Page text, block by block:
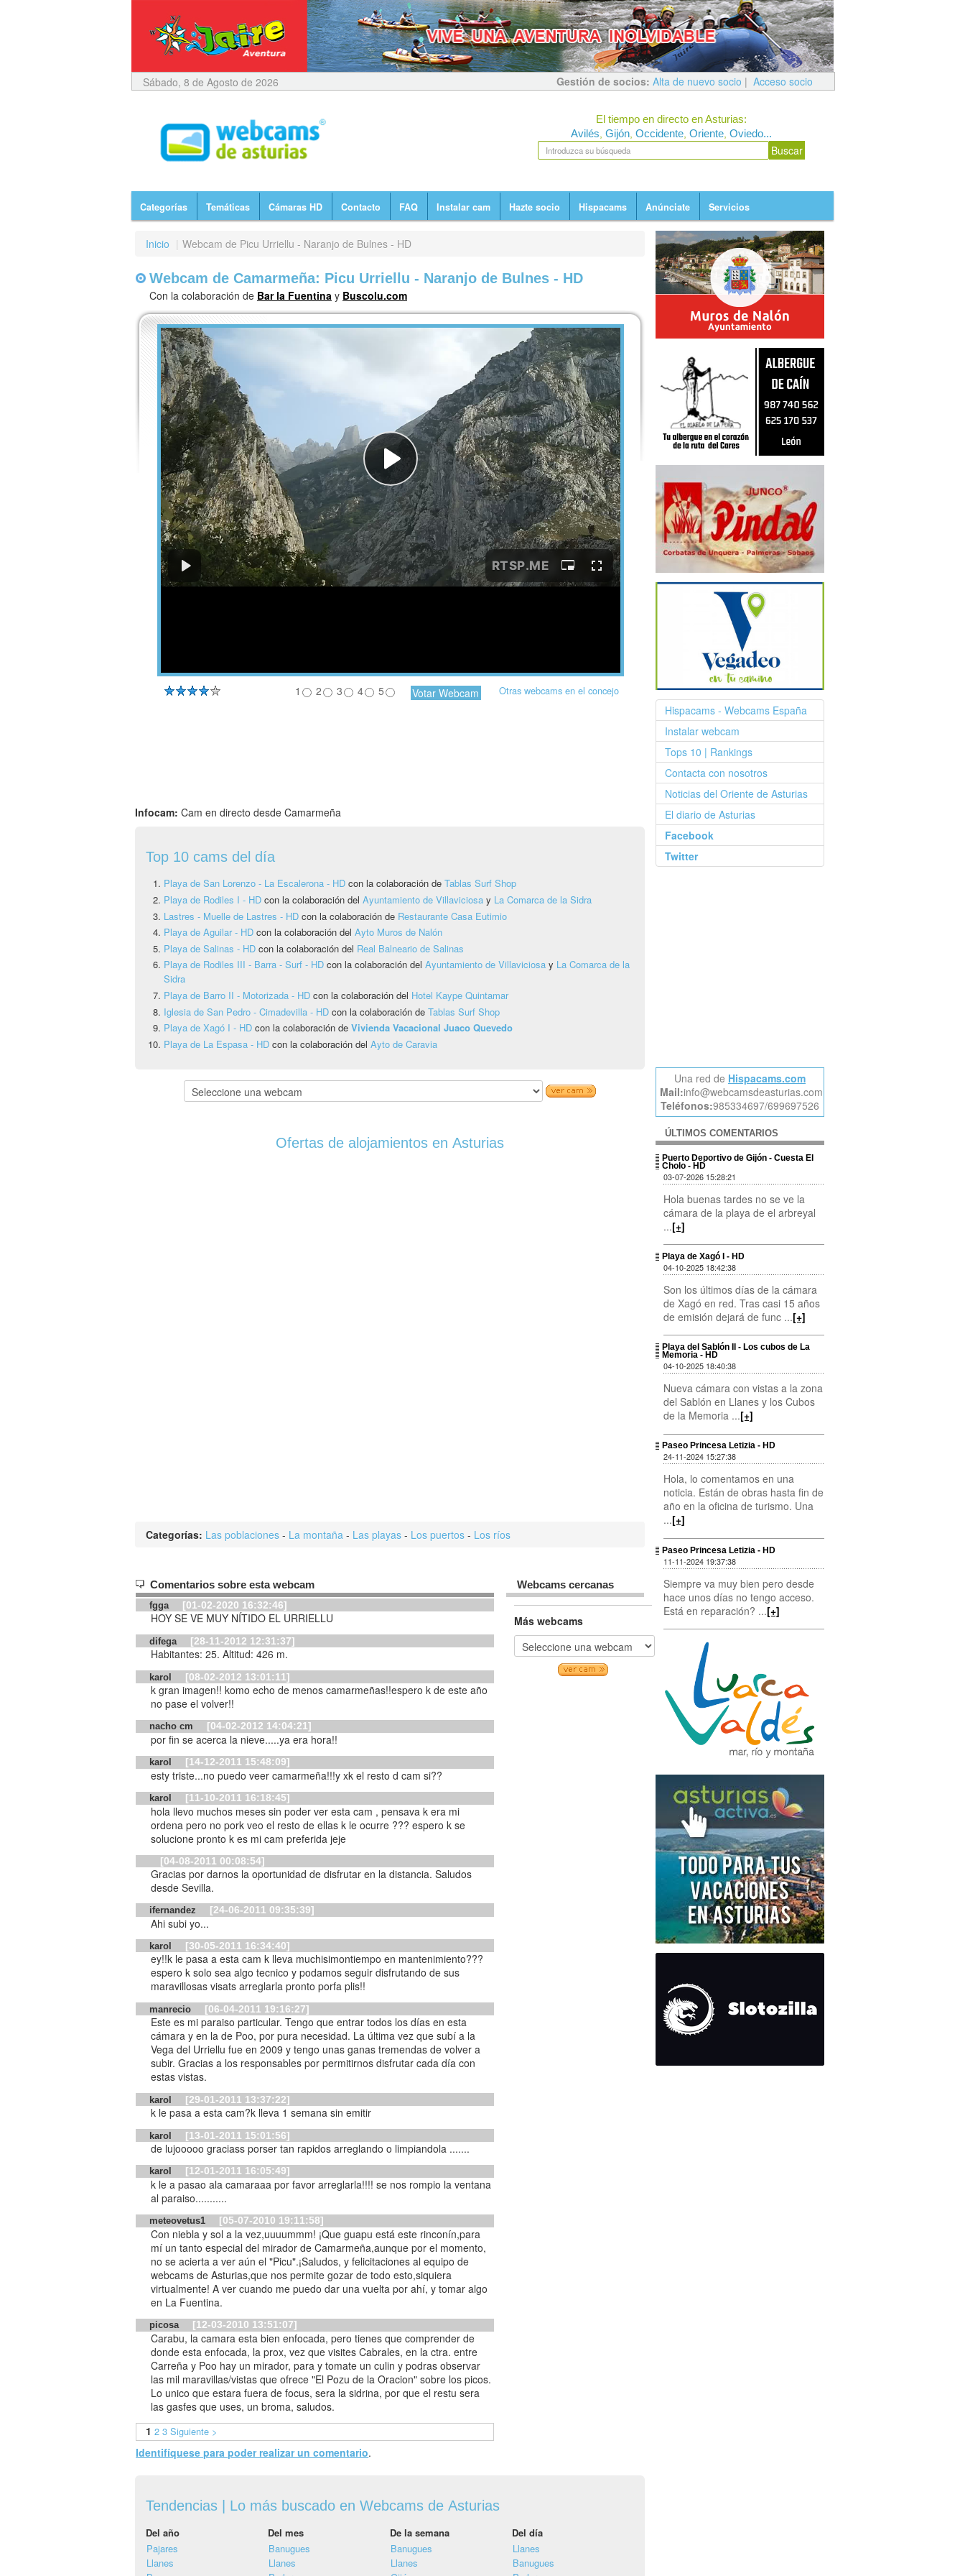
Sábado, 8 de Agosto de 2026 Acceso socio
Gestión de socios: Alta de nuevo socio |
El tiempo en directo en Asturias:
Avilés, Gijón, Occidente, Oriente, Oviedo...
Categorías Temáticas Cámaras HD Contacto FAQ Instalar cam Hazte socio Hispacams Anúnciate Servicios
Inicio | Webcam de Picu Urriellu - Naranjo de Bulnes - HD
Webcam de Camarmeña: Picu Urriellu - Naranjo de Bulnes - HD
Con la colaboración de Bar la Fuentina y Buscolu.com
1 2 3 4 5 Otras webcams en el concejo
Infocam: Cam en directo desde Camarmeña
Top 10 cams del día
Playa de San Lorenzo - La Escalerona - HD con la colaboración de Tablas Surf Shop
Playa de Rodiles I - HD con la colaboración del Ayuntamiento de Villaviciosa y La Comarca de la Sidra
Lastres - Muelle de Lastres - HD con la colaboración de Restaurante Casa Eutimio
Playa de Aguilar - HD con la colaboración del Ayto Muros de Nalón
Playa de Salinas - HD con la colaboración del Real Balneario de Salinas
Playa de Rodiles III - Barra - Surf - HD con la colaboración del Ayuntamiento de Villaviciosa y La Comarca de la
Sidra
Playa de Barro II - Motorizada - HD con la colaboración del Hotel Kaype Quintamar
Iglesia de San Pedro - Cimadevilla - HD con la colaboración de Tablas Surf Shop
Playa de Xagó I - HD con la colaboración de Vivienda Vacacional Juaco Quevedo
Playa de La Espasa - HD con la colaboración del Ayto de Caravia
Ofertas de alojamientos en Asturias
Categorías: Las poblaciones - La montaña - Las playas - Los puertos - Los ríos
Comentarios sobre esta webcam
fgga [01-02-2020 16:32:46]
HOY SE VE MUY NÍTIDO EL URRIELLU
difega [28-11-2012 12:31:37]
Habitantes: 25. Altitud: 426 m.
karol [08-02-2012 13:01:11]
k gran imagen!! komo echo de menos camarmeñas!!espero k de este año
no pase el volver!!
nacho cm [04-02-2012 14:04:21]
por fin se acerca la nieve.....ya era hora!!
karol [14-12-2011 15:48:09]
esty triste...no puedo veer camarmeña!!!y xk el resto d cam si??
karol [11-10-2011 16:18:45]
hola llevo muchos meses sin poder ver esta cam , pensava k era mi
ordena pero no pork veo el resto de ellas k le ocurre ??? espero k se
solucione pronto k es mi cam preferida jeje
[04-08-2011 00:08:54]
Gracias por darnos la oportunidad de disfrutar en la distancia. Saludos
desde Sevilla.
ifernandez [24-06-2011 09:35:39]
Ahi subi yo...
karol [30-05-2011 16:34:40]
ey!!k le pasa a esta cam k lleva muchisimontiempo en mantenimiento???
espero k solo sea algo tecnico y podamos seguir disfrutando de sus
maravillosas visats arreglarla pronto porfa plis!!
manrecio [06-04-2011 19:16:27]
Este es mi paraiso particular. Tengo que entrar todos los días en esta
cámara y en la de Poo, por pura necesidad. La última vez que subí a la
Vega del Urriellu fue en 2009 y tengo unas ganas tremendas de volver a
subir. Gracias a los responsables por permitirnos disfrutar cada día con
estas vistas.
karol [29-01-2011 13:37:22]
k le pasa a esta cam?k lleva 1 semana sin emitir
karol [13-01-2011 15:01:56]
de lujooooo graciass porser tan rapidos arreglando o limpiandola .......
karol [12-01-2011 16:05:49]
k le a pasao ala camaraaa por favor arreglarla!!!! se nos rompio la ventana
al paraiso...........
meteovetus1 [05-07-2010 19:11:58]
Con niebla y sol a la vez,uuuummm! ¡Que guapu está este rinconín,para
mí un tanto especial del mirador de Camarmeña,aunque por el momento,
no se acierta a ver aún el "Picu".¡Saludos, y felicitaciones al equipo de
webcams de Asturias,que nos permite gozar de todo esto,siquiera
virtualmente! A ver cuando me puedo dar una vuelta por ahí, y tomar algo
en La Fuentina.
picosa [12-03-2010 13:51:07]
Carabu, la camara esta bien enfocada, pero tienes que comprender de
donde esta enfocada, la prox, vez que visites Cabrales, en la ctra. entre
Carreña y Poo hay un mirador, para y tomate un culin y podras observar
las mil maravillas/vistas que ofrece "El Pozu de la Oracion" sobre los picos.
Lo unico que estara fuera de focus, sera la sidrina, por que el restu sera
las gasfes que uses, un broma, saludos.
1 2 3 Siguiente >
Identifíquese para poder realizar un comentario.
Webcams cercanas
Más webcams
Tendencias | Lo más buscado en Webcams de Asturias
Del año Del mes De la semana
Del día
Pajares
Llanes
Banugues
Llanes
Banugues
Llanes
Llanes
Banugues
Hispacams - Webcams España
Instalar webcam
Tops 10 | Rankings
Contacta con nosotros
Noticias del Oriente de Asturias
El diario de Asturias
Facebook
Twitter
Una red de Hispacams.com
Mail:info@webcamsdeasturias.com
Teléfonos:985334697/699697526
ÚLTIMOS COMENTARIOS
Puerto Deportivo de Gijón - Cuesta El
Cholo - HD
03-07-2026 15:28:21
Hola buenas tardes no se ve la
cámara de la playa de el arbreyal
...[+]
Playa de Xagó I - HD
04-10-2025 18:42:38
Son los últimos días de la cámara
de Xagó en red. Tras casi 15 años
de emisión dejará de func ...[+]
Playa del Sablón II - Los cubos de La
Memoria - HD
04-10-2025 18:40:38
Nueva cámara con vistas a la zona
del Sablón en Llanes y los Cubos
de la Memoria ...[+]
Paseo Princesa Letizia - HD
24-11-2024 15:27:38
Hola, lo comentamos en una
noticia. Están de obras hasta fin de
año en la oficina de turismo. Una
...[+]
Paseo Princesa Letizia - HD
11-11-2024 19:37:38
Siempre va muy bien pero desde
hace unos días no tengo acceso.
Está en reparación? ...[+]